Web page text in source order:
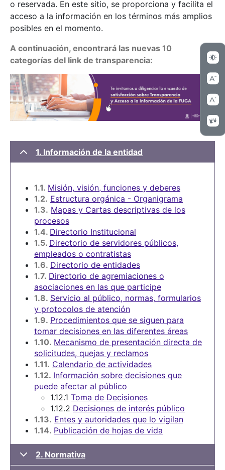
o reservada. En este sitio, se proporciona y facilita el
acceso a la información en los términos más amplios
posibles en el momento.
A continuación, encontrará las nuevas 10
categorías del link de transparencia:
1. Información de la entidad
1.1. Misión, visión, funciones y deberes
1.2. Estructura orgánica - Organigrama
1.3. Mapas y Cartas descriptivas de los
procesos
1.4. Directorio Institucional
1.5. Directorio de servidores públicos,
empleados o contratistas
1.6. Directorio de entidades
1.7. Directorio de agremiaciones o
asociaciones en las que participe
1.8. Servicio al público, normas, formularios
y protocolos de atención
1.9. Procedimientos que se siguen para
tomar decisiones en las diferentes áreas
1.10. Mecanismo de presentación directa de
solicitudes, quejas y reclamos
1.11. Calendario de actividades
1.12. Información sobre decisiones que
puede afectar al público
1.12.1 Toma de Decisiones
1.12.2 Decisiones de interés público
1.13. Entes y autoridades que lo vigilan
1.14. Publicación de hojas de vida
2. Normativa